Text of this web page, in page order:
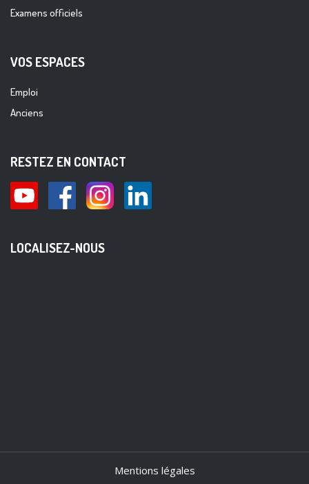
Examens officiels
VOS ESPACES
Emploi
Anciens
RESTEZ EN CONTACT
LOCALISEZ-NOUS
Mentions légales